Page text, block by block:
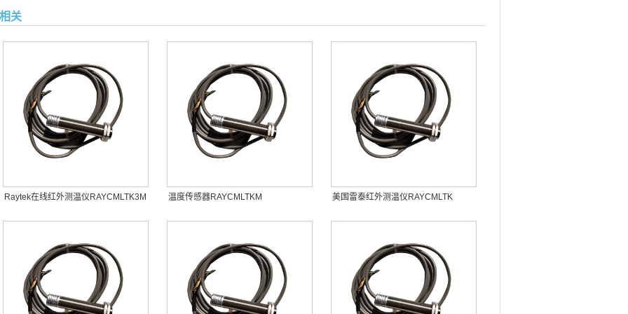
相关
Raytek在线红外测温仪RAYCMLTK3M 温度传感器RAYCMLTKM 美国雷泰红外测温仪RAYCMLTK